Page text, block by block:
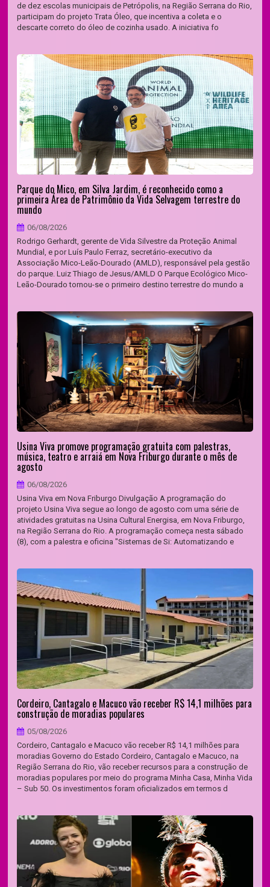
de dez escolas municipais de Petrópolis, na Região Serrana do Rio,
participam do projeto Trata Óleo, que incentiva a coleta e o
descarte correto do óleo de cozinha usado. A iniciativa fo
Parque do Mico, em Silva Jardim, é reconhecido como a
primeira Área de Patrimônio da Vida Selvagem terrestre do
mundo
06/08/2026
Rodrigo Gerhardt, gerente de Vida Silvestre da Proteção Animal
Mundial, e por Luís Paulo Ferraz, secretário-executivo da
Associação Mico-Leão-Dourado (AMLD), responsável pela gestão
do parque. Luiz Thiago de Jesus/AMLD O Parque Ecológico Mico-
Leão-Dourado tornou-se o primeiro destino terrestre do mundo a
Usina Viva promove programação gratuita com palestras,
música, teatro e arraiá em Nova Friburgo durante o mês de
agosto
06/08/2026
Usina Viva em Nova Friburgo Divulgação A programação do
projeto Usina Viva segue ao longo de agosto com uma série de
atividades gratuitas na Usina Cultural Energisa, em Nova Friburgo,
na Região Serrana do Rio. A programação começa nesta sábado
(8), com a palestra e oficina "Sistemas de Si: Automatizando e
Cordeiro, Cantagalo e Macuco vão receber R$ 14,1 milhões para
construção de moradias populares
05/08/2026
Cordeiro, Cantagalo e Macuco vão receber R$ 14,1 milhões para
moradias Governo do Estado Cordeiro, Cantagalo e Macuco, na
Região Serrana do Rio, vão receber recursos para a construção de
moradias populares por meio do programa Minha Casa, Minha Vida
– Sub 50. Os investimentos foram oficializados em termos d